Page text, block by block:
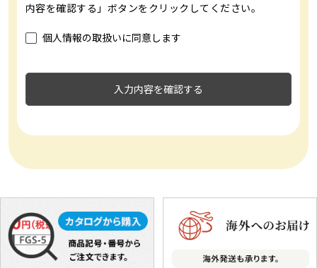
内容を確認する」ボタンをクリックしてください。
個人情報の取扱いに同意します